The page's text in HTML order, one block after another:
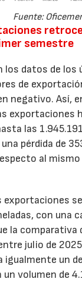
Fuente:
semestre
los datos de los
de
negativo. Así,
exportaciones
las
pérdida de
al mismo
exportaciones
con una
la comparativa
julio de
igualmente un
un volumen de